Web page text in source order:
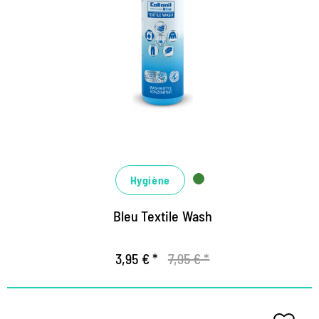
de fonction
Nettoyage de la profondeur écologique basé sur la
conception de sucre renouvelable
Formule d'hygiène contre les odeurs désagréables
Hygiène
Bleu Textile Wash
3,95 € * 7,95 € *